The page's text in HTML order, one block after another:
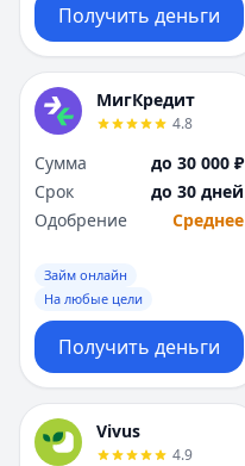
Получить деньги
МигКредит
4.8
Сумма
до 30 000 ₽
Срок
до 30 дней
Одобрение
Среднее
Займ онлайн
На любые цели
Получить деньги
Vivus
4.9